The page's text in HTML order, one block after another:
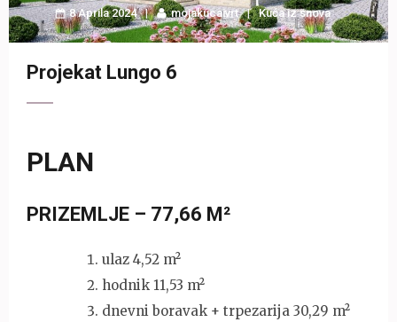
8 Aprila 2024 mojakucaivrt Kuća iz snova
Projekat Lungo 6
PLAN
PRIZEMLJE – 77,66 M²
ulaz 4,52 m²
hodnik 11,53 m²
dnevni boravak + trpezarija 30,29 m²